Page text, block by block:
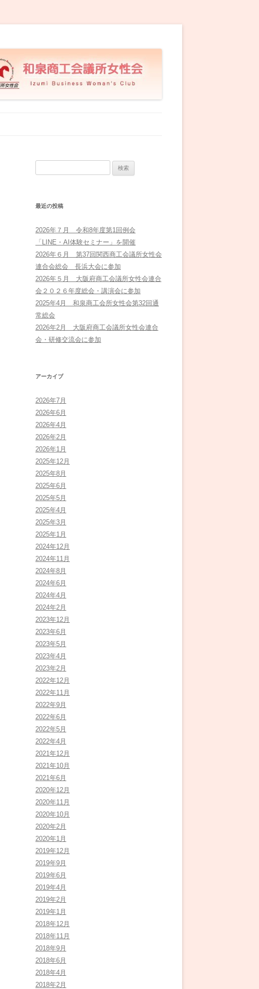
最近の投稿
2026年７月 令和8年度第1回例会
「LINE・AI体験セミナー」を開催
2026年６月 第37回関西商工会議所女性会
連合会総会 長浜大会に参加
2026年５月 大阪府商工会議所女性会連合
会２０２６年度総会・講演会に参加
2025年4月 和泉商工会所女性会第32回通
常総会
2026年2月 大阪府商工会議所女性会連合
会・研修交流会に参加
アーカイブ
2026年7月
2026年6月
2026年4月
2026年2月
2026年1月
2025年12月
2025年8月
2025年6月
2025年5月
2025年4月
2025年3月
2025年1月
2024年12月
2024年11月
2024年8月
2024年6月
2024年4月
2024年2月
2023年12月
2023年6月
2023年5月
2023年4月
2023年2月
2022年12月
2022年11月
2022年9月
2022年6月
2022年5月
2022年4月
2021年12月
2021年10月
2021年6月
2020年12月
2020年11月
2020年10月
2020年2月
2020年1月
2019年12月
2019年9月
2019年6月
2019年4月
2019年2月
2019年1月
2018年12月
2018年11月
2018年9月
2018年6月
2018年4月
2018年2月